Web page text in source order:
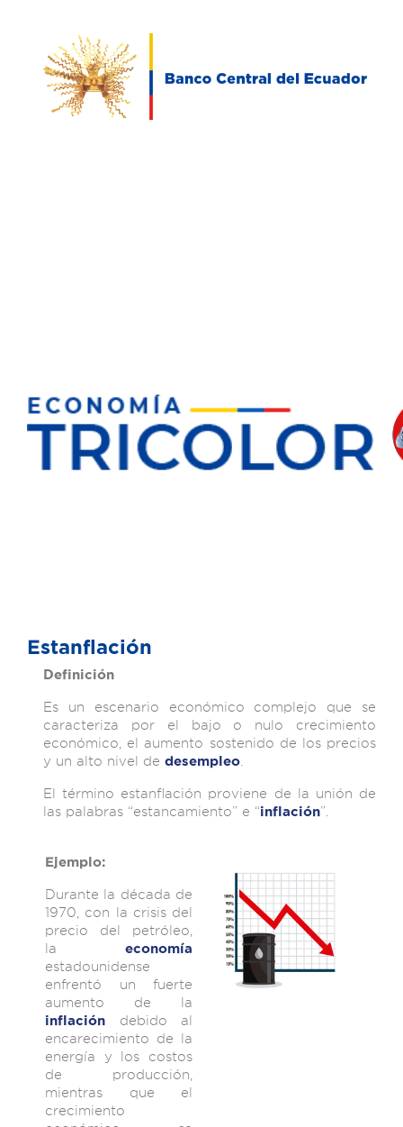
Estanflación
Definición
Es un escenario económico complejo que se
caracteriza por el bajo o nulo crecimiento
económico, el aumento sostenido de los precios
y un alto nivel de desempleo.
El término estanflación proviene de la unión de
las palabras “estancamiento” e “inflación”.
Ejemplo:
Durante la década de
1970, con la crisis del
precio del petróleo,
la economía
estadounidense
enfrentó un fuerte
aumento de la
inflación debido al
encarecimiento de la
energía y los costos
de producción,
mientras que el
crecimiento